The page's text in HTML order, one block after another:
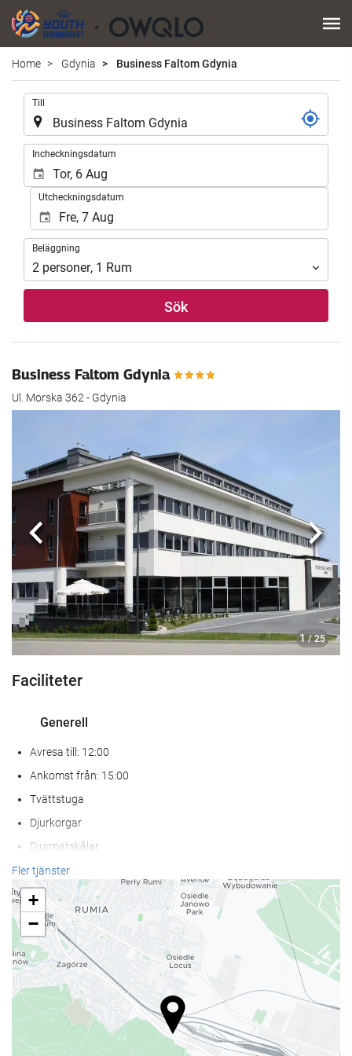
Home Gdynia Business Faltom Gdynia
Till
Incheckningsdatum
Utcheckningsdatum
Beläggning
Beläggning
2 personer, 1 Rum
Sök
Business Faltom Gdynia
Ul. Morska 362 - Gdynia
1 / 25
Föregående
Faciliteter
Generell
Avresa till: 12:00
Ankomst från: 15:00
Tvättstuga
Djurkorgar
Djurmatskålar
luftkonditionering
Centralvärme
Hiss
Person med rörlighets svårigheter
Rökfria rum
Helt rökfritt
Rökzon
Hälsa
Fler tjänster
+
−